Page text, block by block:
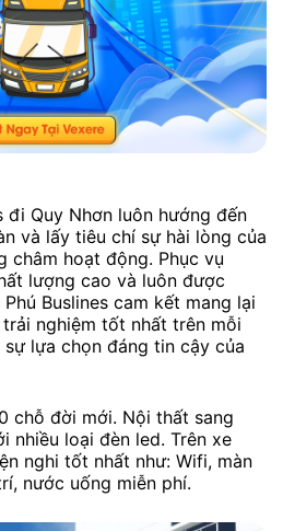
đi Quy Nhơn luôn hướng đến
và lấy tiêu chí sự hài lòng của
châm hoạt động. Phục vụ
lượng cao và luôn được
Buslines cam kết mang lại
nghiệm tốt nhất trên mỗi
lựa chọn đáng tin cậy của
chỗ đời mới. Nội thất sang
nhiều loại đèn led. Trên xe
nghi tốt nhất như: Wifi, màn
nước uống miễn phí.